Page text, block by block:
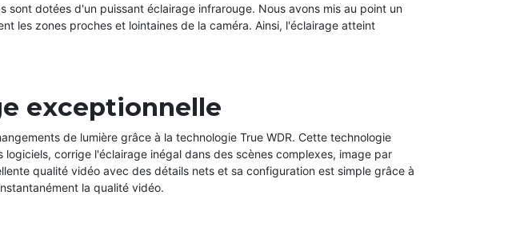
sont dotées d'un puissant éclairage infrarouge. Nous avons mis au point un
les zones proches et lointaines de la caméra. Ainsi, l'éclairage atteint
exceptionnelle
de lumière grâce à la technologie True WDR. Cette technologie
corrige l'éclairage inégal dans des scènes complexes, image par
qualité vidéo avec des détails nets et sa configuration est simple grâce à
la qualité vidéo.